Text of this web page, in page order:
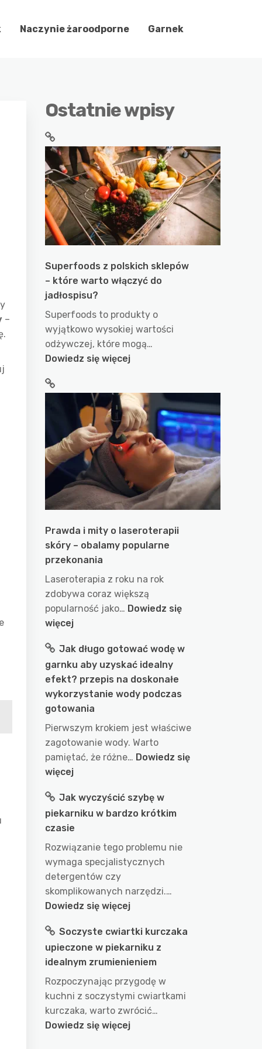
Naczynie żaroodporne Garnek
–
Ostatnie wpisy
Superfoods z polskich sklepów
– które warto włączyć do
jadłospisu?
Superfoods to produkty o
wyjątkowo wysokiej wartości
odżywczej, które mogą…
Dowiedz się więcej:
polskich
sklepów
–
które
warto
włączyć
do
jadłospisu?
Prawda i mity o laseroterapii
skóry – obalamy popularne
przekonania
Laseroterapia z roku na rok
zdobywa coraz większą
popularność jako… Dowiedz się
więcej:
i
mity
o
laseroterapii
skóry
–
obalamy
popularne
przekonania
Jak długo gotować wodę w
garnku aby uzyskać idealny
efekt? przepis na doskonałe
wykorzystanie wody podczas
gotowania
Pierwszym krokiem jest właściwe
zagotowanie wody. Warto
pamiętać, że różne… Dowiedz się
więcej:
długo
gotować
wodę
w
garnku
aby
uzyskać
idealny
przepis
na
doskonałe
wykorzystanie
wody
podczas
gotowania
Jak wyczyścić szybę w
piekarniku w bardzo krótkim
czasie
Rozwiązanie tego problemu nie
wymaga specjalistycznych
detergentów czy
skomplikowanych narzędzi.…
Dowiedz się więcej:
wyczyścić
szybę
w
piekarniku
w
bardzo
krótkim
Soczyste cwiartki kurczaka
upieczone w piekarniku z
idealnym zrumienieniem
Rozpoczynając przygodę w
kuchni z soczystymi cwiartkami
kurczaka, warto zwrócić…
Dowiedz się więcej: